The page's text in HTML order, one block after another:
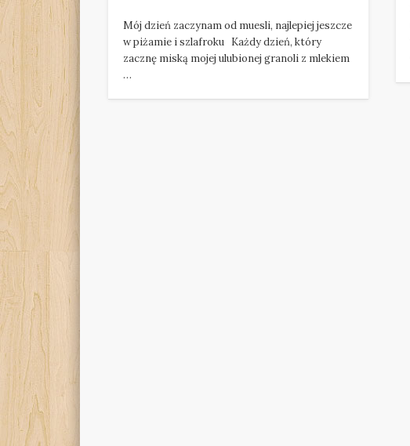
Mój dzień zaczynam od muesli, najlepiej jeszcze
w piżamie i szlafroku Każdy dzień, który
zacznę miską mojej ulubionej granoli z mlekiem
…